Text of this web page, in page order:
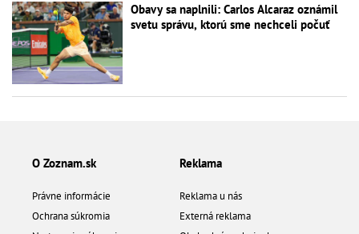
Obavy sa naplnili: Carlos Alcaraz oznámil
svetu správu, ktorú sme nechceli počuť
O Zoznam.sk
Právne informácie
Ochrana súkromia
Reklama
Reklama u nás
Externá reklama